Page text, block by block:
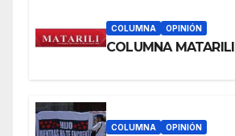
COLUMNA OPINIÓN
COLUMNA MATARILI
COLUMNA OPINIÓN